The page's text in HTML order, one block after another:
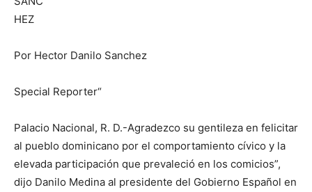
Por Hector Danilo Sanchez
Special Reporter“
Palacio Nacional, R. D.-Agradezco su gentileza en felicitar
al pueblo dominicano por el comportamiento cívico y la
elevada participación que prevaleció en los comicios”,
dijo Danilo Medina al presidente del Gobierno Español en